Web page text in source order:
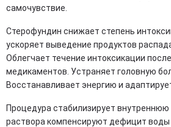
самочувствие.
Стерофундин снижает степень
ускоряет выведение продуктов
Облегчает течение интоксикации
медикаментов. Устраняет головную
Восстанавливает энергию и
Процедура стабилизирует
раствора компенсируют дефицит воды